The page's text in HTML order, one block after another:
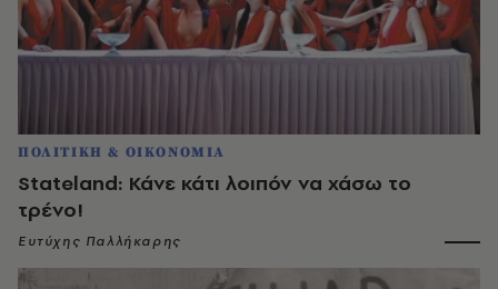
ΠΟΛΙΤΙΚΗ & ΟΙΚΟΝΟΜΙΑ
Stateland: Κάνε κάτι λοιπόν να χάσω το
τρένο!
Ευτύχης Παλλήκαρης